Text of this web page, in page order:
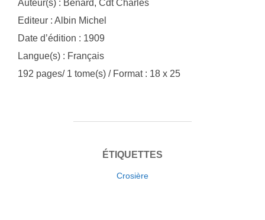
Auteur(s) : Benard, Cdt Charles
Editeur : Albin Michel
Date d’édition : 1909
Langue(s) : Français
192 pages/ 1 tome(s) / Format : 18 x 25
ÉTIQUETTES
Crosière